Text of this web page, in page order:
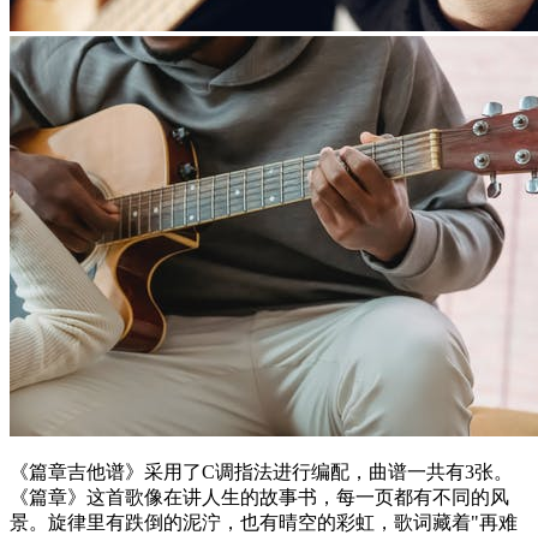
《篇章吉他谱》采用了C调指法进行编配，曲谱一共有3张。
《篇章》这首歌像在讲人生的故事书，每一页都有不同的风
景。旋律里有跌倒的泥泞，也有晴空的彩虹，歌词藏着"再难